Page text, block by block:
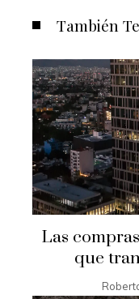
También
Las
que